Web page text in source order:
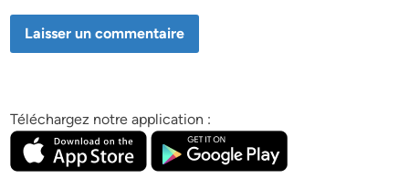
Téléchargez notre application :